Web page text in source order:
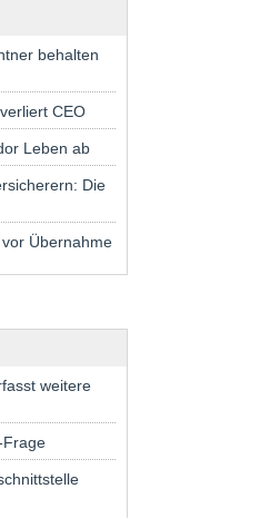
behalten
CEO
Leben ab
Die
Übernahme
weitere
Frage